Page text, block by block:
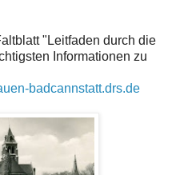
"Leitfaden durch die
Informationen zu
badcannstatt.drs.de